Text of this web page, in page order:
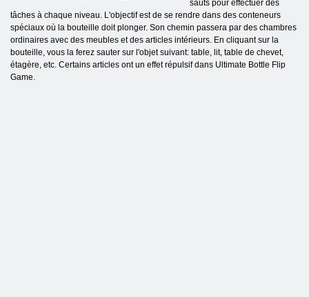
sauts pour effectuer des
tâches à chaque niveau. L'objectif est de se rendre dans des conteneurs
spéciaux où la bouteille doit plonger. Son chemin passera par des chambres
ordinaires avec des meubles et des articles intérieurs. En cliquant sur la
bouteille, vous la ferez sauter sur l'objet suivant: table, lit, table de chevet,
étagère, etc. Certains articles ont un effet répulsif dans Ultimate Bottle Flip
Game.